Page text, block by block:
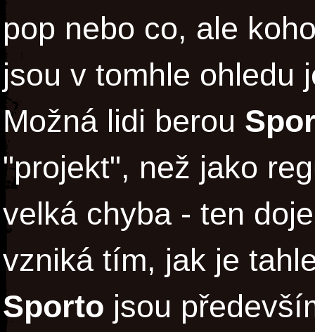
pop nebo co, ale
jsou v tomhle ohledu
Možná lidi berou
"projekt", než jako
velká chyba - ten
vzniká tím, jak je
Sporto jsou